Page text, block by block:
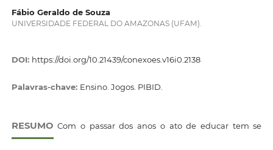
Fábio Geraldo de Souza
UNIVERSIDADE FEDERAL DO AMAZONAS (UFAM).
DOI: https://doi.org/10.21439/conexoes.v16i0.2138
Palavras-chave: Ensino. Jogos. PIBID.
RESUMO Com o passar dos anos o ato de educar tem se